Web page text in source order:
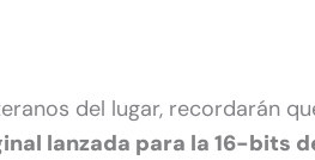
del lugar, recordarán
lanzada para la 16-bits